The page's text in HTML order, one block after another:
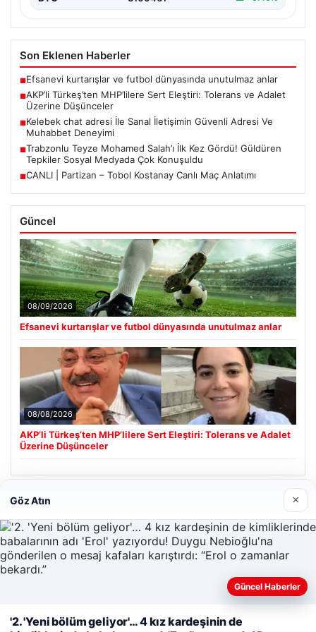
Son Eklenen Haberler
■Efsanevi kurtarışlar ve futbol dünyasında unutulmaz anlar
■AKP’li Türkeş’ten MHP’lilere Sert Eleştiri: Tolerans ve Adalet
Üzerine Düşünceler
■Kelebek chat adresi İle Sanal İletişimin Güvenli Adresi Ve
Muhabbet Deneyimi
■Trabzonlu Teyze Mohamed Salah’ı İlk Kez Gördü! Güldüren
Tepkiler Sosyal Medyada Çok Konuşuldu
■CANLI | Partizan – Tobol Kostanay Canlı Maç Anlatımı
Güncel
08/09/2026
Efsanevi kurtarışlar ve futbol dünyasında unutulmaz anlar
08/08/2026
AKP’li Türkeş’ten MHP’lilere Sert Eleştiri: Tolerans ve Adalet
Üzerine Düşünceler
Son Eklenen Firmalar
Hastaş Beton
05/26/2026
Web sitemizi nasıl kullandığınızı daha iyi anlayabilmek,
Göz Atın ×
Güncel Haberler
'2. 'Yeni bölüm geliyor'… 4 kız kardeşinin de